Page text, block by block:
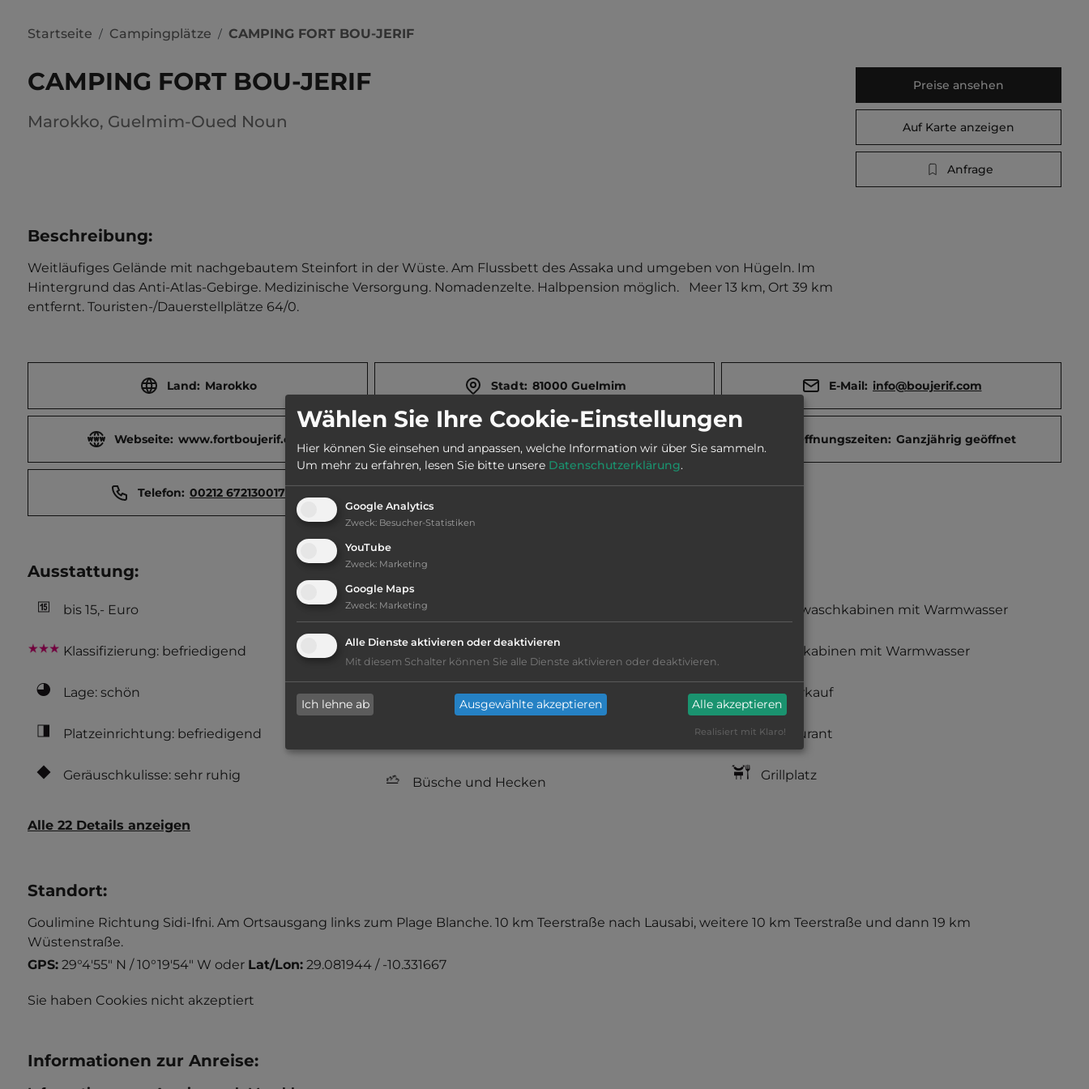
Startseite / Campingplätze / CAMPING FORT BOU-JERIF
CAMPING FORT BOU-JERIF
Marokko, Guelmim-Oued Noun
Preise ansehen
Auf Karte anzeigen
Anfrage
Beschreibung:
Weitläufiges Gelände mit nachgebautem Steinfort in der Wüste. Am Flussbett des Assaka und umgeben von Hügeln. Im
Hintergrund das Anti-Atlas-Gebirge. Medizinische Versorgung. Nomadenzelte. Halbpension möglich.   Meer 13 km, Ort 39 km
entfernt. Touristen-/Dauerstellplätze 64/0.
Land: Marokko Stadt: 81000 Guelmim E-Mail: info@boujerif.com
Webseite: www.fortboujerif.com Öffnungszeiten: Ganzjährig geöffnet
Telefon: 00212 672130017
Ausstattung:
bis 15,- Euro
Klassifizierung: befriedigend
Lage: schön
Platzeinrichtung: befriedigend
Geräuschkulisse: sehr ruhig
Hygiene: befriedigend
Service: befriedigend, einige
Annehmlichkeiten fehlen
Reservierung nicht möglich
Büsche und Hecken
Einzelwaschkabinen mit Warmwasser
Duschkabinen mit Warmwasser
Gasverkauf
Restaurant
Grillplatz
Alle 22 Details anzeigen
Standort:
Goulimine Richtung Sidi-Ifni. Am Ortsausgang links zum Plage Blanche. 10 km Teerstraße nach Lausabi, weitere 10 km Teerstraße und dann 19 km
Wüstenstraße.
GPS: 29°4'55" N / 10°19'54" W oder Lat/Lon: 29.081944 / -10.331667
Sie haben Cookies nicht akzeptiert
Informationen zur Anreise:
Wählen Sie Ihre Cookie-Einstellungen
Hier können Sie einsehen und anpassen, welche Information wir über Sie sammeln.
Um mehr zu erfahren, lesen Sie bitte unsere Datenschutzerklärung.
Google Analytics
Zweck: Besucher-Statistiken
YouTube
Zweck: Marketing
Google Maps
Zweck: Marketing
Alle Dienste aktivieren oder deaktivieren
Mit diesem Schalter können Sie alle Dienste aktivieren oder deaktivieren.
Ich lehne ab Ausgewählte akzeptieren Alle akzeptieren
Realisiert mit Klaro!